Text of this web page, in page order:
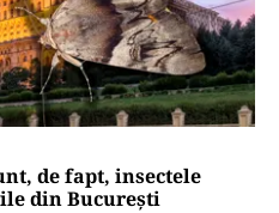
de fapt, insectele
din București